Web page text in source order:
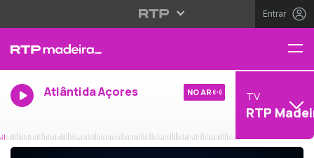
Entrar
Atlântida Açores NO AR TV
RTP